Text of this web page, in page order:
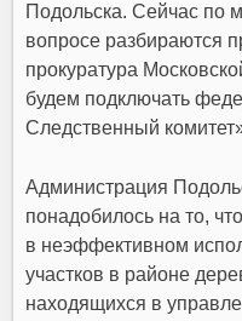
Подольска. Сейчас по
вопросе разбираются
прокуратура
будем подключать
Следственный
Администрация
понадобилось на то,
в неэффективном
участков в районе
находящихся в